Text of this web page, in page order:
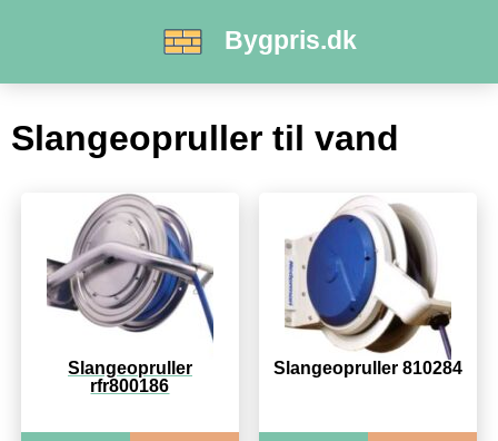
Bygpris.dk
Slangeopruller til vand
Slangeopruller
rfr800186
Slangeopruller 810284